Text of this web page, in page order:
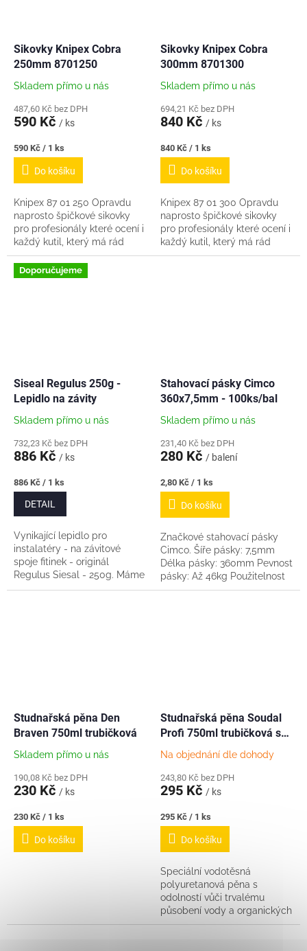
Sikovky Knipex Cobra
250mm 8701250
Skladem přímo u nás
487,60 Kč bez DPH
590 Kč / ks
Měrná
cena:
590 Kč / 1 ks
Do košíku
Knipex 87 01 250 Opravdu
naprosto špičkové sikovky
pro profesionály které ocení i
každý kutil, který má rád
kvalitní nářadí se kterým
práce od ruky jde sama.
Žádné žvýkání,...
Sikovky Knipex Cobra
300mm 8701300
Skladem přímo u nás
694,21 Kč bez DPH
840 Kč / ks
Měrná
cena:
840 Kč / 1 ks
Do košíku
Knipex 87 01 300 Opravdu
naprosto špičkové sikovky
pro profesionály které ocení i
každý kutil, který má rád
kvalitní nářadí se kterým
Doporučujeme
Siseal Regulus 250g -
Lepidlo na závity
Skladem přímo u nás
732,23 Kč bez DPH
886 Kč / ks
Měrná
cena:
886 Kč / 1 ks
DETAIL
Vynikající lepidlo pro
instalatéry - na závitové
spoje fitinek - originál
Regulus Siesal - 250g. Máme
osobně vyzkoušeno dlouhá
Stahovací pásky Cimco
360x7,5mm - 100ks/bal
Skladem přímo u nás
231,40 Kč bez DPH
280 Kč / balení
Měrná
cena:
2,80 Kč / 1 ks
Do košíku
Značkové stahovací pásky
Cimco. Šíře pásky: 7,5mm
Délka pásky: 360mm Pevnost
pásky: Až 46kg Použitelnost
pásky této délky na průměr
Studnařská pěna Den
Braven 750ml trubičková
Skladem přímo u nás
190,08 Kč bez DPH
230 Kč / ks
Měrná
cena:
230 Kč / 1 ks
Do košíku
Studnařská pěna Soudal
Profi 750ml trubičková s
vlastním pistolovým
spouštěčem
Na objednání dle dohody
243,80 Kč bez DPH
295 Kč / ks
Měrná
cena:
295 Kč / 1 ks
Do košíku
Speciální vodotěsná
polyuretanová pěna s
odolností vůči trvalému
působení vody a organických
nečistot. Vhodná pro přímý